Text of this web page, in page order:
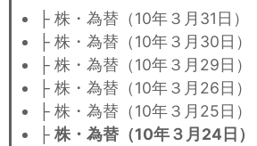
├ 株・為替（10年３月31日）
├ 株・為替（10年３月30日）
├ 株・為替（10年３月29日）
├ 株・為替（10年３月26日）
├ 株・為替（10年３月25日）
├ 株・為替（10年３月24日）